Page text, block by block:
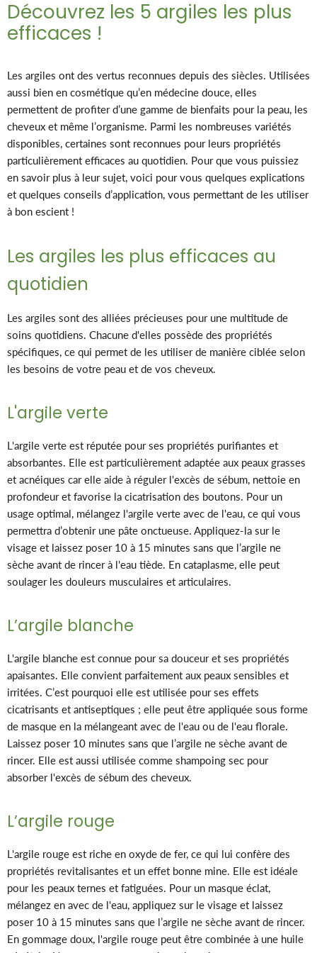
Découvrez les 5 argiles les plus
efficaces !
Les argiles ont des vertus reconnues depuis des siècles. Utilisées
aussi bien en cosmétique qu’en médecine douce, elles
permettent de profiter d’une gamme de bienfaits pour la peau, les
cheveux et même l’organisme. Parmi les nombreuses variétés
disponibles, certaines sont reconnues pour leurs propriétés
particulièrement efficaces au quotidien. Pour que vous puissiez
en savoir plus à leur sujet, voici pour vous quelques explications
et quelques conseils d’application, vous permettant de les utiliser
à bon escient !
Les argiles les plus efficaces au
quotidien
Les argiles sont des alliées précieuses pour une multitude de
soins quotidiens. Chacune d'elles possède des propriétés
spécifiques, ce qui permet de les utiliser de manière ciblée selon
les besoins de votre peau et de vos cheveux.
L'argile verte
L'argile verte est réputée pour ses propriétés purifiantes et
absorbantes. Elle est particulièrement adaptée aux peaux grasses
et acnéiques car elle aide à réguler l'excès de sébum, nettoie en
profondeur et favorise la cicatrisation des boutons. Pour un
usage optimal, mélangez l'argile verte avec de l'eau, ce qui vous
permettra d’obtenir une pâte onctueuse. Appliquez-la sur le
visage et laissez poser 10 à 15 minutes sans que l’argile ne
sèche avant de rincer à l'eau tiède. En cataplasme, elle peut
soulager les douleurs musculaires et articulaires.
L’argile blanche
L'argile blanche est connue pour sa douceur et ses propriétés
apaisantes. Elle convient parfaitement aux peaux sensibles et
irritées. C’est pourquoi elle est utilisée pour ses effets
cicatrisants et antiseptiques ; elle peut être appliquée sous forme
de masque en la mélangeant avec de l'eau ou de l'eau florale.
Laissez poser 10 minutes sans que l’argile ne sèche avant de
rincer. Elle est aussi utilisée comme shampoing sec pour
absorber l'excès de sébum des cheveux.
L’argile rouge
L'argile rouge est riche en oxyde de fer, ce qui lui confère des
propriétés revitalisantes et un effet bonne mine. Elle est idéale
pour les peaux ternes et fatiguées. Pour un masque éclat,
mélangez en avec de l'eau, appliquez sur le visage et laissez
poser 10 à 15 minutes sans que l’argile ne sèche avant de rincer.
En gommage doux, l'argile rouge peut être combinée à une huile